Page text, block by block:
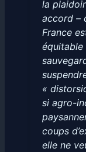
la
accord –
France
équitable
«
si agro-
coups
elle ne